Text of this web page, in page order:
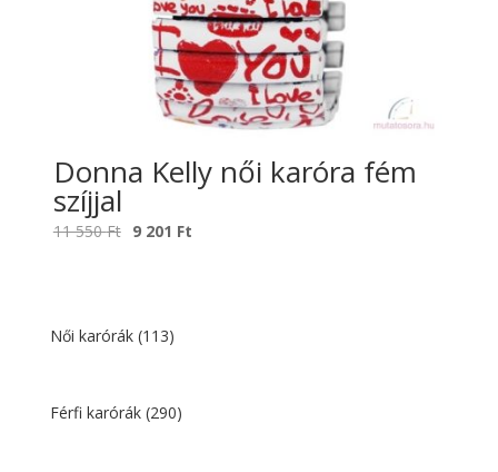
Donna Kelly női karóra fém
szíjjal
11 550Ft Original
550 Ft.
9 201 Ft
Női karórák (113)
Férfi karórák (290)